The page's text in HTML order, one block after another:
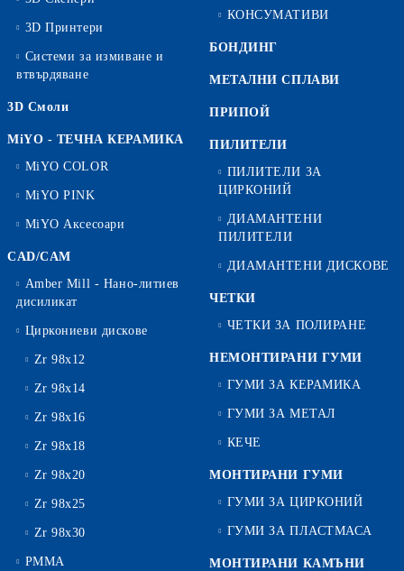
3D Принтери
Системи за измиване и
втвърдяване
3D Смоли
MiYO - ТЕЧНА КЕРАМИКА
MiYO COLOR
MiYO PINK
MiYO Аксесоари
CAD/CAM
Amber Mill - Нано-литиев
дисиликат
Циркониеви дискове
Zr 98x12
Zr 98x14
Zr 98x16
Zr 98x18
Zr 98x20
Zr 98x25
Zr 98x30
PMMA
КОНСУМАТИВИ
БОНДИНГ
МЕТАЛНИ СПЛАВИ
ПРИПОЙ
ПИЛИТЕЛИ
ПИЛИТЕЛИ ЗА
ЦИРКОНИЙ
ДИАМАНТЕНИ
ПИЛИТЕЛИ
ДИАМАНТЕНИ ДИСКОВЕ
ЧЕТКИ
ЧЕТКИ ЗА ПОЛИРАНЕ
НЕМОНТИРАНИ ГУМИ
ГУМИ ЗА КЕРАМИКА
ГУМИ ЗА МЕТАЛ
КЕЧЕ
МОНТИРАНИ ГУМИ
ГУМИ ЗА ЦИРКОНИЙ
ГУМИ ЗА ПЛАСТМАСА
МОНТИРАНИ КАМЪНИ